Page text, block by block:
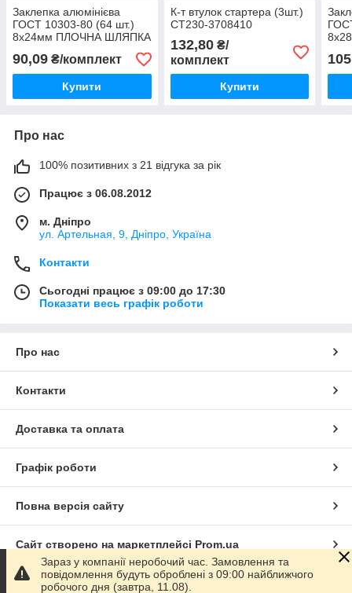
Заклепка алюмінієва
ГОСТ 10303-80 (64 шт.)
8х24мм ПЛОЧНА ШЛЯПКА
90,09 ₴/комплект
Купити
К-т втулок стартера (3шт.)
СТ230-3708410
132,80₴/
комплект
Купити
105
Про нас
100% позитивних з 21 відгука за рік
Працює з 06.08.2012
м. Дніпро
ул. Артельная, 9, Дніпро, Україна
Контакти
Сьогодні працює з 09:00 до 17:30
Показати весь графік роботи
Про нас
Контакти
Доставка та оплата
Графік роботи
Повна версія сайту
Сайт створено на маркетплейсі Prom.ua
Політика конфіденційності
Зараз у компанії неробочий час. Замовлення та
повідомлення будуть оброблені з 09:00 найближчого
робочого дня (завтра, 11.08).